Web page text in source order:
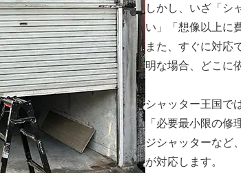
しかし、いざ「シ
い」「想像以上に
また、すぐに対応
明な場合、どこに
シャッター王国で
「必要最小限の
ジシャッターなど
が対応します。